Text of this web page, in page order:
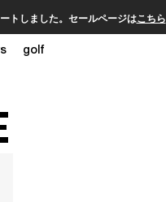
トしました。セールページはこちら
golf